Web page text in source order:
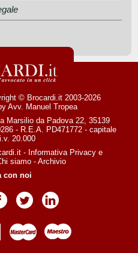
© Brocardi.it 2003-2026
Avv. Manuel Tropea
Marsilio da Padova 22, 35139
- R.E.A. PD471772 - capitale
20.000
- Informativa Privacye
siamo - Archivio
con noi
Facebook
Pagina TwitterPagina LinkedIn